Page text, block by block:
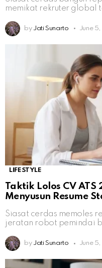
memikat rekruter global
by Jati Sunarto June
LIFESTYLE
Taktik Lolos CV
Menyusun Resume
Siasat cerdas memoles
jeratan robot pemindai
by Jati Sunarto June